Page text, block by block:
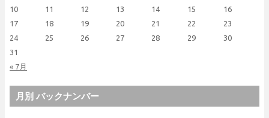
« 7月
10
11 12 13 14 15
16
17
18 19 20 21 22
23
24
25 26 27 28 29
30
31
月別 バックナンバー